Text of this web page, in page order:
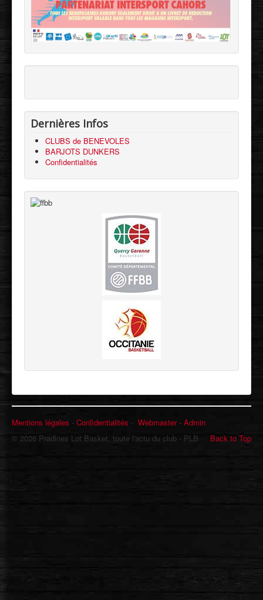
Dernières Infos
CLUBS de BENEVOLES
BARJOTS DUNKERS
Confidentialités
Mentions légales - Confidentialités - Webmaster - Admin
Back to Top
© 2026 Pradines Lot Basket, toute l'actu du club - PLB